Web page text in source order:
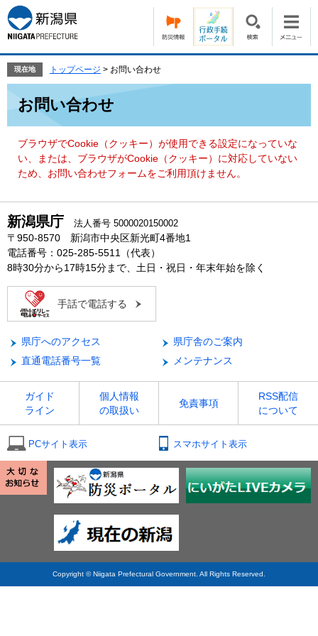
ー
ジ
の
頭
す。
ニ
ュ
ー
飛
て
現在地 トップページ > お問い合わせ
お問い合わせ
ブラウザでCookie（クッキー）が使用できる設定になっていな
い、または、ブラウザがCookie（クッキー）に対応していない
ため、お問い合わせフォームをご利用頂けません。
新潟県庁 法人番号 5000020150002
〒950-8570 新潟市中央区新光町4番地1
電話番号：025-285-5511（代表）
8時30分から17時15分まで、土日・祝日・年末年始を除く
手話で電話する
県庁へのアクセス
県庁舎のご案内
直通電話番号一覧
メンテナンス
ガイド
ライン
個人情報
の取扱い
免責事項
RSS配信
について
PCサイト表示 スマホサイト表示
Copyright © Niigata Prefectural Government. All Rights Reserved.